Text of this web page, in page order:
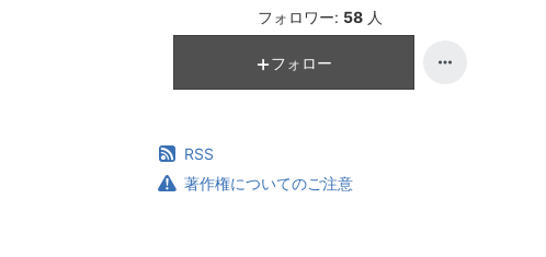
フォロワー: 58 人
フォロー
RSS
著作権についてのご注意